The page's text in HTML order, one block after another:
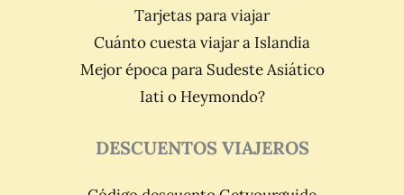
Tarjetas para viajar
Cuánto cuesta viajar a Islandia
Mejor época para Sudeste Asiático
Iati o Heymondo?
DESCUENTOS VIAJEROS